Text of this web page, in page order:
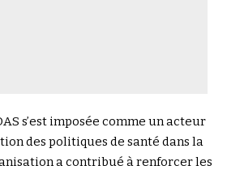
s’est imposée comme un acteur
des politiques de santé dans la
a contribué à renforcer les